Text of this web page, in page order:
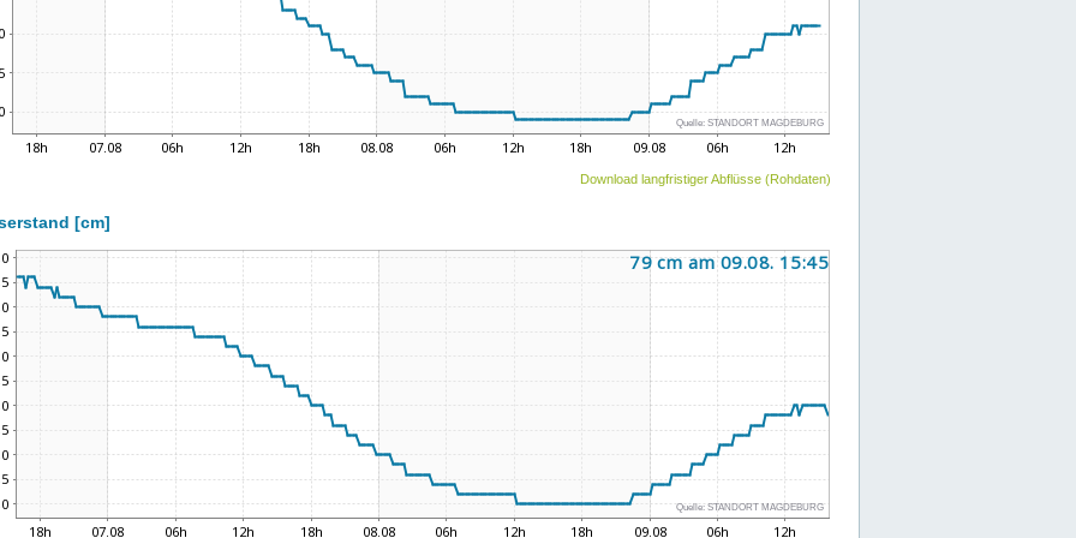
Download langfristiger Abflüsse (Rohdaten)
[cm]